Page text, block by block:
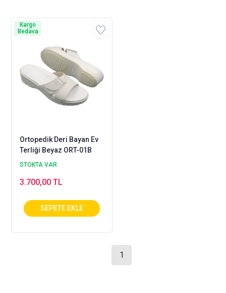
Ortopedik Deri Bayan Ev
Terliği Beyaz ORT-01B
STOKTA VAR
3.700,00 TL
Kargo
Bedava
1